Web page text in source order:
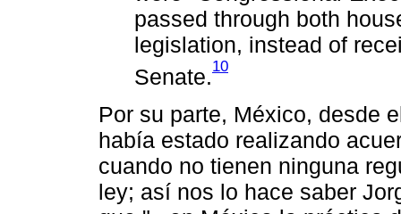
passed through both
legislation, instead of
Senate.10
Por su parte, México, desde
había estado realizando
cuando no tienen ninguna
ley; así nos lo hace saber